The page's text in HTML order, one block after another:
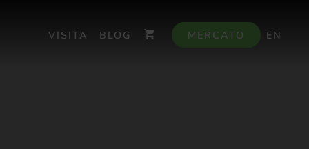
VISITA BLOG MERCATO EN